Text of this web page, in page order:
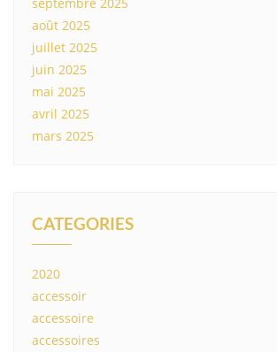
août 2025
juillet 2025
juin 2025
mai 2025
avril 2025
mars 2025
CATEGORIES
2020
accessoir
accessoire
accessoires